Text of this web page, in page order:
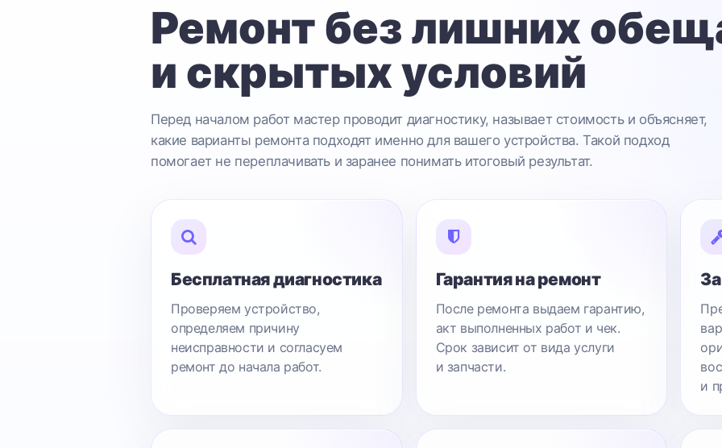
Ремонт без лишних
и скрытых условий
Перед началом работ мастер проводит диагностику, называет стоимость и объясняет,
какие варианты ремонта подходят именно для вашего устройства. Такой подход
помогает не переплачивать и заранее понимать итоговый результат.
Бесплатная диагностика
Проверяем устройство,
определяем причину
неисправности и согласуем
ремонт до начала работ.
Гарантия на ремонт
После ремонта выдаем гарантию,
акт выполненных работ и чек.
Срок зависит от вида услуги
и запчасти.
и